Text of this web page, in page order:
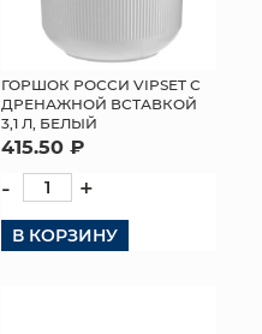
ГОРШОК РОССИ VIPSET С
ДРЕНАЖНОЙ ВСТАВКОЙ
3,1 Л, БЕЛЫЙ
415.50 ₽
- +
В КОРЗИНУ